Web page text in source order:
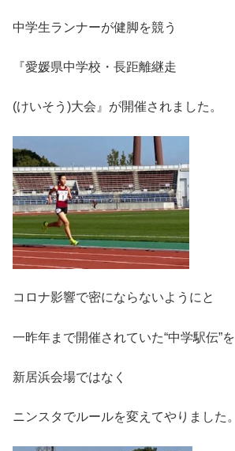
中学生ランナーが健脚を競う
『愛媛県中学校・長距離継走
(けいそう)大会』が開催されました。
コロナ影響で密にならないようにと
一昨年まで開催されていた“中学駅伝”を
新居浜会場ではなく
ニンスタでルールを変えてやりました。